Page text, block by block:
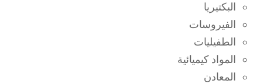
البكتيريا
الفيروسات
الطفيليات
المواد كيميائية
المعادن